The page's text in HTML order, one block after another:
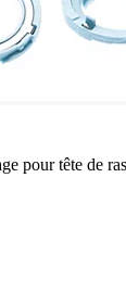
pour tête de